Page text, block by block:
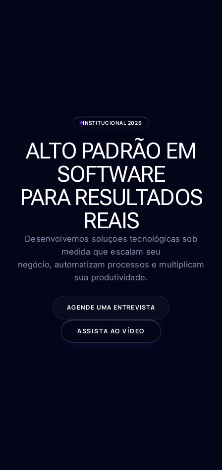
Serviços
Sobre
Clientes
Contato
FALE CONOSCO
INSTITUCIONAL 2026
ALTO PADRÃO EM
SOFTWARE
PARA RESULTADOS
REAIS
Desenvolvemos soluções tecnológicas sob
medida que escalam seu
negócio, automatizam processos e multiplicam
sua produtividade.
AGENDE UMA ENTREVISTA
ASSISTA AO VÍDEO